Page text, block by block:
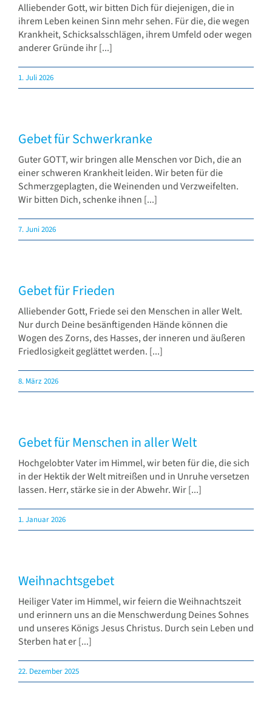
Alliebender Gott, wir bitten Dich für diejenigen, die in
ihrem Leben keinen Sinn mehr sehen. Für die, die wegen
Krankheit, Schicksalsschlägen, ihrem Umfeld oder wegen
anderer Gründe ihr [...]
1. Juli 2026
Gebet für Schwerkranke
Guter GOTT, wir bringen alle Menschen vor Dich, die an
einer schweren Krankheit leiden. Wir beten für die
Schmerzgeplagten, die Weinenden und Verzweifelten.
Wir bitten Dich, schenke ihnen [...]
7. Juni 2026
Gebet für Frieden
Alliebender Gott, Friede sei den Menschen in aller Welt.
Nur durch Deine besänftigenden Hände können die
Wogen des Zorns, des Hasses, der inneren und äußeren
Friedlosigkeit geglättet werden. [...]
8. März 2026
Gebet für Menschen in aller Welt
Hochgelobter Vater im Himmel, wir beten für die, die sich
in der Hektik der Welt mitreißen und in Unruhe versetzen
lassen. Herr, stärke sie in der Abwehr. Wir [...]
1. Januar 2026
Weihnachtsgebet
Heiliger Vater im Himmel, wir feiern die Weihnachtszeit
und erinnern uns an die Menschwerdung Deines Sohnes
und unseres Königs Jesus Christus. Durch sein Leben und
Sterben hat er [...]
22. Dezember 2025